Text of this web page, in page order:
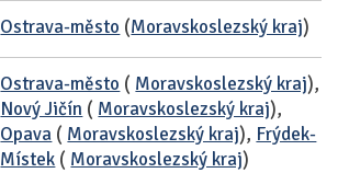
Ostrava-město (Moravskoslezský kraj)
Ostrava-město ( Moravskoslezský kraj),
Nový Jičín ( Moravskoslezský kraj),
Opava ( Moravskoslezský kraj), Frýdek-
Místek ( Moravskoslezský kraj)